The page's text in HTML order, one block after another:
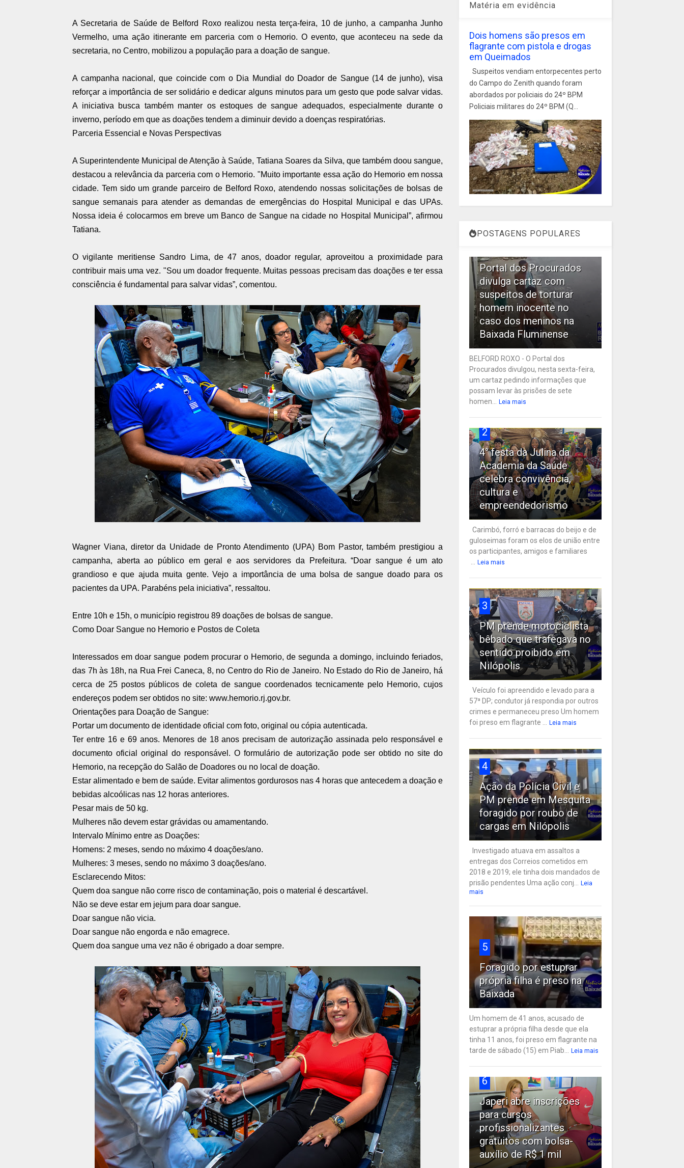
A Secretaria de Saúde de Belford Roxo realizou nesta terça-feira, 10 de junho, a campanha Junho
Vermelho, uma ação itinerante em parceria com o Hemorio. O evento, que aconteceu na sede da
secretaria, no Centro, mobilizou a população para a doação de sangue.
A campanha nacional, que coincide com o Dia Mundial do Doador de Sangue (14 de junho), visa
reforçar a importância de ser solidário e dedicar alguns minutos para um gesto que pode salvar vidas.
A iniciativa busca também manter os estoques de sangue adequados, especialmente durante o
inverno, período em que as doações tendem a diminuir devido a doenças respiratórias.
Parceria Essencial e Novas Perspectivas
A Superintendente Municipal de Atenção à Saúde, Tatiana Soares da Silva, que também doou sangue,
destacou a relevância da parceria com o Hemorio. "Muito importante essa ação do Hemorio em nossa
cidade. Tem sido um grande parceiro de Belford Roxo, atendendo nossas solicitações de bolsas de
sangue semanais para atender as demandas de emergências do Hospital Municipal e das UPAs.
Nossa ideia é colocarmos em breve um Banco de Sangue na cidade no Hospital Municipal”, afirmou
Tatiana.
O vigilante meritiense Sandro Lima, de 47 anos, doador regular, aproveitou a proximidade para
contribuir mais uma vez. "Sou um doador frequente. Muitas pessoas precisam das doações e ter essa
consciência é fundamental para salvar vidas”, comentou.
Wagner Viana, diretor da Unidade de Pronto Atendimento (UPA) Bom Pastor, também prestigiou a
campanha, aberta ao público em geral e aos servidores da Prefeitura. “Doar sangue é um ato
grandioso e que ajuda muita gente. Vejo a importância de uma bolsa de sangue doado para os
pacientes da UPA. Parabéns pela iniciativa”, ressaltou.
Entre 10h e 15h, o município registrou 89 doações de bolsas de sangue.
Como Doar Sangue no Hemorio e Postos de Coleta
Interessados em doar sangue podem procurar o Hemorio, de segunda a domingo, incluindo feriados,
das 7h às 18h, na Rua Frei Caneca, 8, no Centro do Rio de Janeiro. No Estado do Rio de Janeiro, há
cerca de 25 postos públicos de coleta de sangue coordenados tecnicamente pelo Hemorio, cujos
endereços podem ser obtidos no site: www.hemorio.rj.gov.br.
Orientações para Doação de Sangue:
Portar um documento de identidade oficial com foto, original ou cópia autenticada.
Ter entre 16 e 69 anos. Menores de 18 anos precisam de autorização assinada pelo responsável e
documento oficial original do responsável. O formulário de autorização pode ser obtido no site do
Hemorio, na recepção do Salão de Doadores ou no local de doação.
Estar alimentado e bem de saúde. Evitar alimentos gordurosos nas 4 horas que antecedem a doação e
bebidas alcoólicas nas 12 horas anteriores.
Pesar mais de 50 kg.
Mulheres não devem estar grávidas ou amamentando.
Intervalo Mínimo entre as Doações:
Homens: 2 meses, sendo no máximo 4 doações/ano.
Mulheres: 3 meses, sendo no máximo 3 doações/ano.
Esclarecendo Mitos:
Quem doa sangue não corre risco de contaminação, pois o material é descartável.
Não se deve estar em jejum para doar sangue.
Doar sangue não vicia.
Doar sangue não engorda e não emagrece.
Quem doa sangue uma vez não é obrigado a doar sempre.
Matéria em evidência
Dois homens são presos em
flagrante com pistola e drogas
em Queimados
Suspeitos vendiam entorpecentes perto
do Campo do Zenith quando foram
abordados por policiais do 24º BPM
Policiais militares do 24º BPM (Q...
POSTAGENS POPULARES
Portal dos Procurados
divulga cartaz com
suspeitos de torturar
homem inocente no
caso dos meninos na
Baixada Fluminense
BELFORD ROXO - O Portal dos
Procurados divulgou, nesta sexta-feira,
um cartaz pedindo informações que
possam levar às prisões de sete
homen... Leia mais
2
4° festa da Julina da
Academia da Saúde
celebra convivência,
cultura e
empreendedorismo
Carimbó, forró e barracas do beijo e de
guloseimas foram os elos de união entre
os participantes, amigos e familiares
... Leia mais
3
PM prende motociclista
bêbado que trafegava no
sentido proibido em
Nilópolis
Veículo foi apreendido e levado para a
57ª DP; condutor já respondia por outros
crimes e permaneceu preso Um homem
foi preso em flagrante ... Leia mais
4
Ação da Polícia Civil e
PM prende em Mesquita
foragido por roubo de
cargas em Nilópolis
Investigado atuava em assaltos a
entregas dos Correios cometidos em
2018 e 2019; ele tinha dois mandados de
prisão pendentes Uma ação conj... Leia
mais
5
Foragido por estuprar
própria filha é preso na
Baixada
Um homem de 41 anos, acusado de
estuprar a própria filha desde que ela
tinha 11 anos, foi preso em flagrante na
tarde de sábado (15) em Piab... Leia mais
6
Japeri abre inscrições
para cursos
profissionalizantes
gratuitos com bolsa-
auxílio de R$ 1 mil